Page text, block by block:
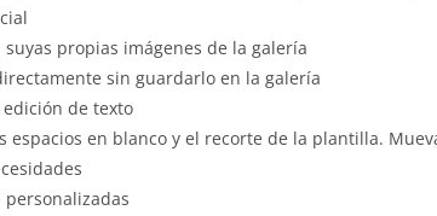
suyas propias imágenes de la galería
sin guardarlo en la galería
de texto
espacios en blanco y el recorte de la plantilla.
personalizadas